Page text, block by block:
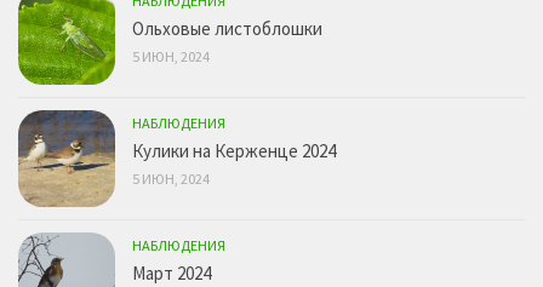
Ольховые листоблошки
5 ИЮН, 2024
НАБЛЮДЕНИЯ
Кулики на Керженце 2024
5 ИЮН, 2024
НАБЛЮДЕНИЯ
Март 2024